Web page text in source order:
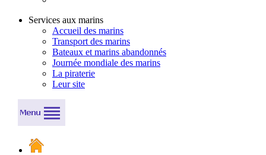
Services aux marins
Accueil des marins
Transport des marins
Bateaux et marins abandonnés
Journée mondiale des marins
La piraterie
Leur site